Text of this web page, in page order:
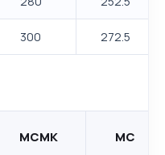
300 272.5
МСМК МС